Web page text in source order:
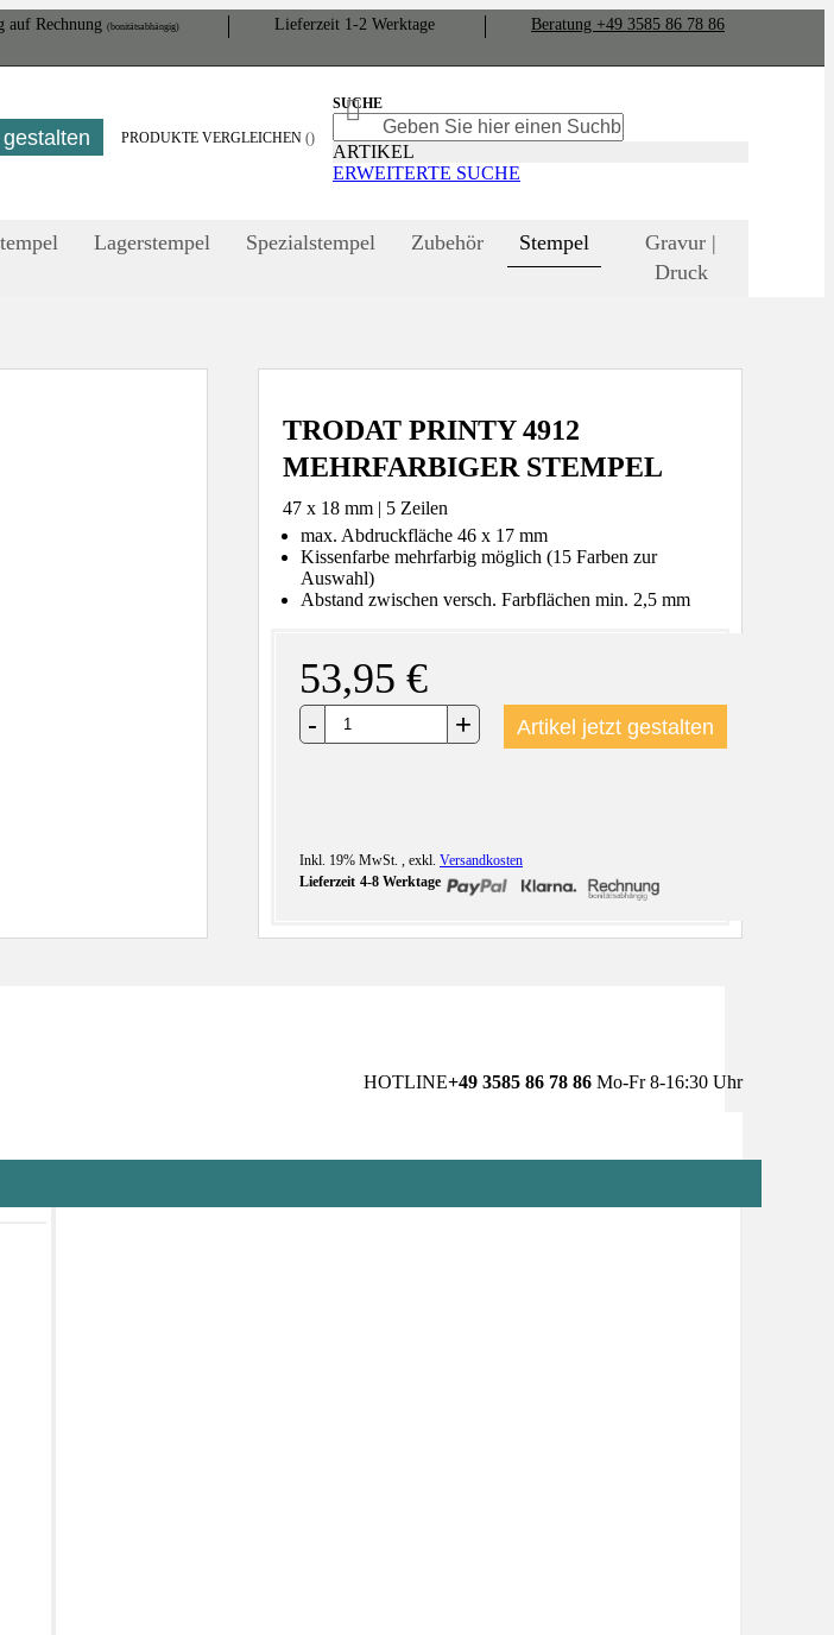
auf Rech­nung (bonitätsabhängig) Liefer­zeit 1-2 Werk­tage Bera­tung +49 3585 86 78 86
SUCHE
SUCHE
ARTIKEL
ERWEITERTE SUCHE
SUCHE
PRODUKTE VERGLEICHEN
Lagerstempel Spezialstempel Zubehör Stempel
Gravur |
Druck
TRODAT PRINTY 4912
MEHRFARBIGER STEMPEL
47 x 18 mm | 5 Zeilen
max. Abdruckfläche 46 x 17 mm
Kissenfarbe mehrfarbig möglich (15 Farben zur
Auswahl)
Abstand zwischen versch. Farbflächen min. 2,5 mm
53,95 €
- + Artikel jetzt gestalten
Inkl. 19% MwSt. , exkl. Versandkosten
Lieferzeit 4-8 Werktage
HOTLINE+49 3585 86 78 86 Mo-Fr 8-16:30 Uhr